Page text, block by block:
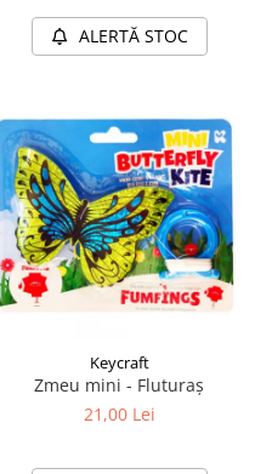
ALERTĂ STOC
Keycraft
Zmeu mini - Fluturaș
21,00 Lei